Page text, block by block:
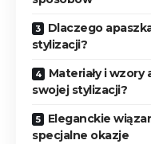
Dlaczego
⁣stylizacji?
Materiały i wzory
swojej stylizacji?
Eleganckie‌
specjalne okazje